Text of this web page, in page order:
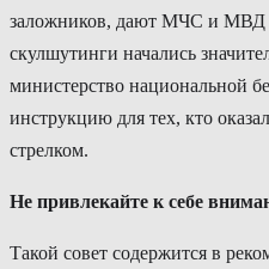
заложников, дают МЧС и
скулшутинги начались
министерство национальной
инструкцию для тех, кто
стрелком.
Не привлекайте к себе
Такой совет содержится в